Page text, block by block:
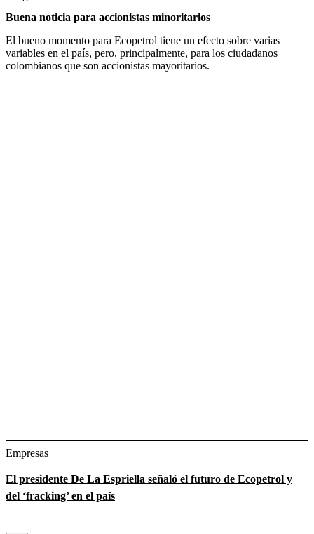
Buena noticia para accionistas minoritarios
El bueno momento para Ecopetrol tiene un efecto sobre varias
variables en el país, pero, principalmente, para los ciudadanos
colombianos que son accionistas mayoritarios.
Empresas
El presidente De La Espriella señaló el futuro de Ecopetrol y
del ‘fracking’ en el país